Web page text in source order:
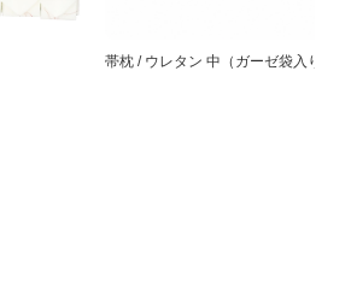
帯枕 / ウレタン 中（ガーゼ袋入り）